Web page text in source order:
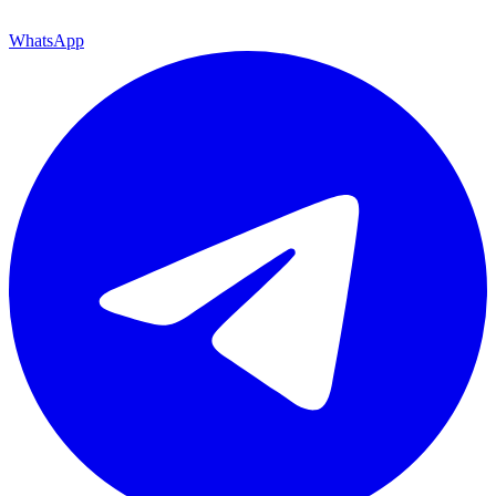
WhatsApp